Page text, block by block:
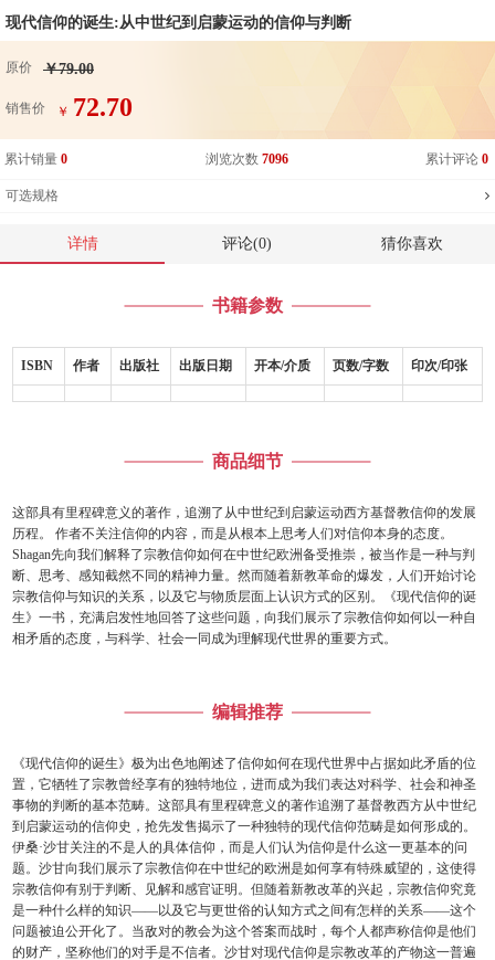
现代信仰的诞生:从中世纪到启蒙运动的信仰与判断
原价 ￥79.00
销售价 ￥ 72.70
累计销量 0 浏览次数 7096 累计评论 0
可选规格
详情 评论(0) 猜你喜欢
书籍参数
ISBN 作者 出版社 出版日期 开本/介质 页数/字数 印次/印张
商品细节
这部具有里程碑意义的著作，追溯了从中世纪到启蒙运动西方基督教信仰的发展
历程。 作者不关注信仰的内容，而是从根本上思考人们对信仰本身的态度。
Shagan先向我们解释了宗教信仰如何在中世纪欧洲备受推崇，被当作是一种与判
断、思考、感知截然不同的精神力量。然而随着新教革命的爆发，人们开始讨论
宗教信仰与知识的关系，以及它与物质层面上认识方式的区别。《现代信仰的诞
生》一书，充满启发性地回答了这些问题，向我们展示了宗教信仰如何以一种自
相矛盾的态度，与科学、社会一同成为理解现代世界的重要方式。
编辑推荐
《现代信仰的诞生》极为出色地阐述了信仰如何在现代世界中占据如此矛盾的位
置，它牺牲了宗教曾经享有的独特地位，进而成为我们表达对科学、社会和神圣
事物的判断的基本范畴。这部具有里程碑意义的著作追溯了基督教西方从中世纪
到启蒙运动的信仰史，抢先发售揭示了一种独特的现代信仰范畴是如何形成的。
伊桑·沙甘关注的不是人的具体信仰，而是人们认为信仰是什么这一更基本的问
题。沙甘向我们展示了宗教信仰在中世纪的欧洲是如何享有特殊威望的，这使得
宗教信仰有别于判断、见解和感官证明。但随着新教改革的兴起，宗教信仰究竟
是一种什么样的知识——以及它与更世俗的认知方式之间有怎样的关系——这个
问题被迫公开化了。当敌对的教会为这个答案而战时，每个人都声称信仰是他们
的财产，坚称他们的对手是不信者。沙甘对现代信仰是宗教改革的产物这一普遍